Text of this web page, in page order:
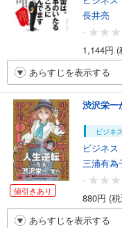
長井亮
-
1,144円 (
あらすじを表示する
値引きあり
渋沢栄一
ビジネ
ビジネス
三浦有為
-
880円 (
あらすじを表示する